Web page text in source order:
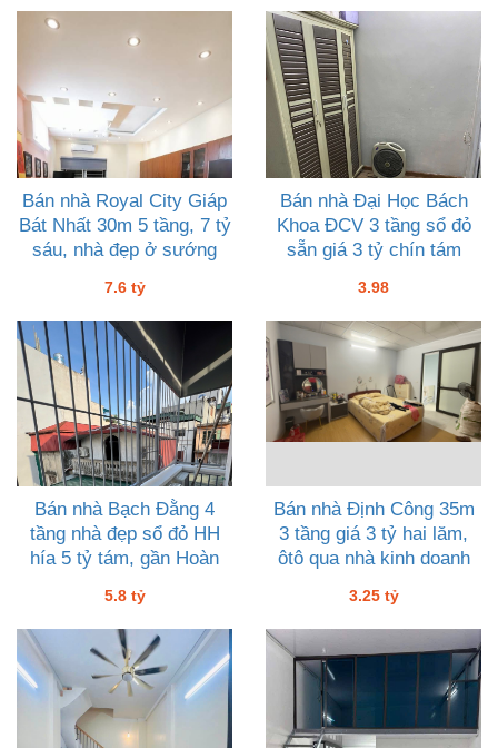
Bán nhà Royal City Giáp
Bát Nhất 30m 5 tầng, 7 tỷ
sáu, nhà đẹp ở sướng
7.6 tỷ
Bán nhà Đại Học Bách
Khoa ĐCV 3 tầng sổ đỏ
sẵn giá 3 tỷ chín tám
3.98
Bán nhà Bạch Đằng 4
tầng nhà đẹp sổ đỏ HH
hía 5 tỷ tám, gần Hoàn
5.8 tỷ
Bán nhà Định Công 35m
3 tầng giá 3 tỷ hai lăm,
ôtô qua nhà kinh doanh
3.25 tỷ